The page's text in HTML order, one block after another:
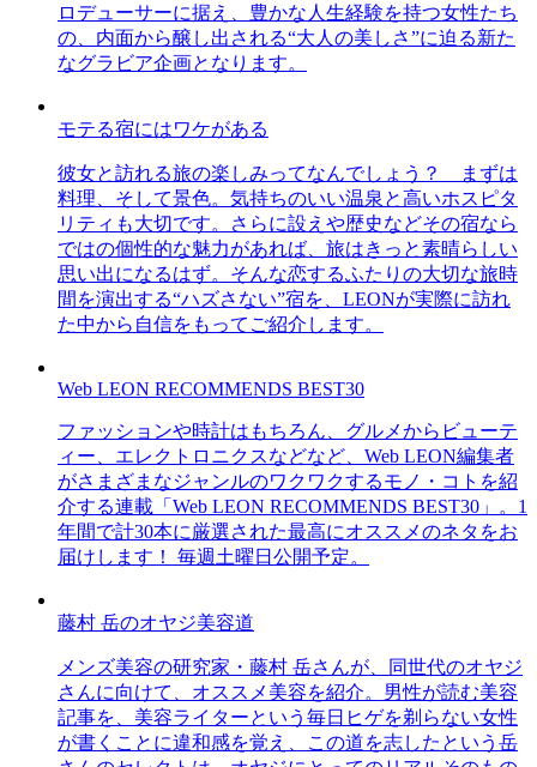
ロデューサーに据え、豊かな人生経験を持つ女性たち
の、内面から醸し出される“大人の美しさ”に迫る新た
なグラビア企画となります。
モテる宿にはワケがある
彼女と訪れる旅の楽しみってなんでしょう？ まずは
料理、そして景色。気持ちのいい温泉と高いホスピタ
リティも大切です。さらに設えや歴史などその宿なら
ではの個性的な魅力があれば、旅はきっと素晴らしい
思い出になるはず。そんな恋するふたりの大切な旅時
間を演出する“ハズさない”宿を、LEONが実際に訪れ
た中から自信をもってご紹介します。
Web LEON RECOMMENDS BEST30
ファッションや時計はもちろん、グルメからビューテ
ィー、エレクトロニクスなどなど、Web LEON編集者
がさまざまなジャンルのワクワクするモノ・コトを紹
介する連載「Web LEON RECOMMENDS BEST30」。1
年間で計30本に厳選された最高にオススメのネタをお
届けします！ 毎週土曜日公開予定。
藤村 岳のオヤジ美容道
メンズ美容の研究家・藤村 岳さんが、同世代のオヤジ
さんに向けて、オススメ美容を紹介。男性が読む美容
記事を、美容ライターという毎日ヒゲを剃らない女性
が書くことに違和感を覚え、この道を志したという岳